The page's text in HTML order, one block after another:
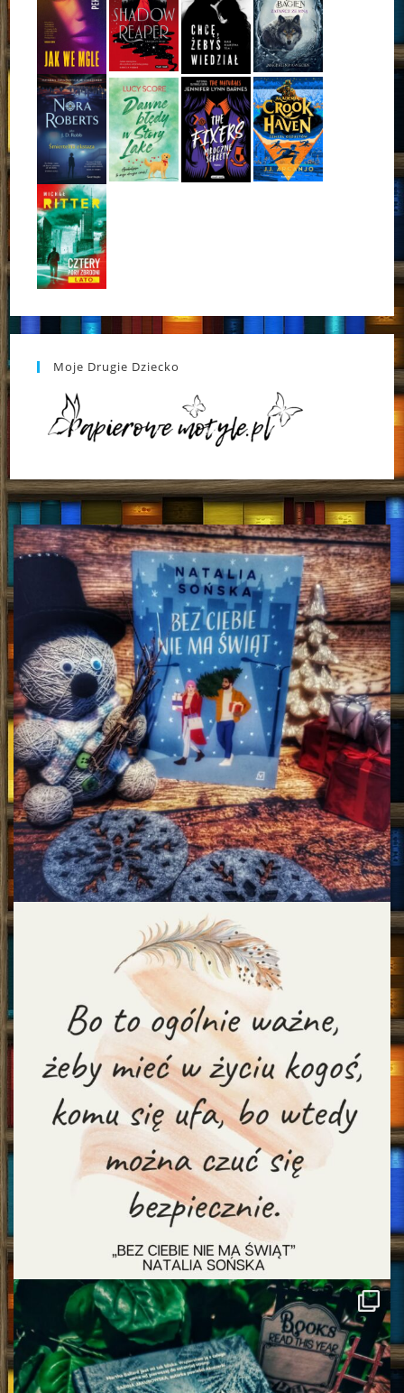
Moje Drugie Dziecko